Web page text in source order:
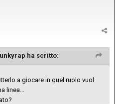
ha scritto:
a giocare in quel ruolo vuol
linea...